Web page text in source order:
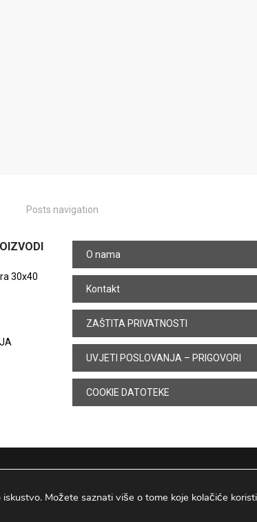
Posts navigation
30x40
O nama
Kontakt
ZAŠTITA PRIVATNOSTI
UVJETI POSLOVANJA – PRIGOVORI
COOKIE DATOTEKE
Možete saznati više o tome koje kolačiće